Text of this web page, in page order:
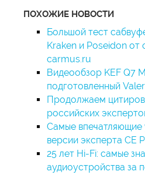
ПОХОЖИЕ НОВОСТИ
Большой тест
Kraken и Poseidon от
carmus.ru
Видеообзор KEF Q7
подготовленный
Продолжаем
российских
Самые впечатляющие
версии эксперта CE
25 лет Hi-Fi: самые
аудиоустройства за